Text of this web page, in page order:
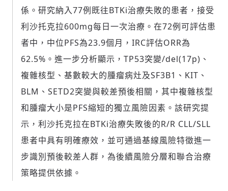
係。研究納入77例既往BTKi治療失敗的患者，接受
利沙托克拉600mg每日一次治療。在72例可評估患
者中，中位PFS為23.9個月，IRC評估ORR為
62.5%。進一步分析顯示，TP53突變/del(17p)、
複雜核型、基數較大的腫瘤病灶及SF3B1、KIT、
BLM、SETD2突變與較差預後相關，其中複雜核型
和腫瘤大小是PFS縮短的獨立風險因素。該研究提
示，利沙托克拉在BTKi治療失敗後的R/R CLL/SLL
患者中具有明確療效，並可通過基線風險特徵進一
步識別預後較差人群，為後續風險分層和聯合治療
策略提供依據。